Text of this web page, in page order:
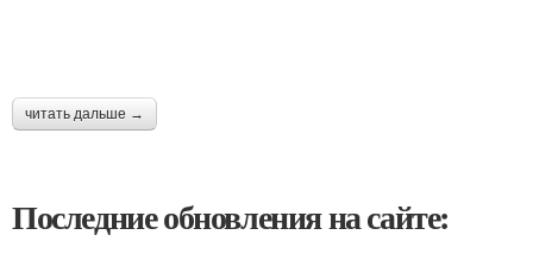
читать дальше →
Последние обновления на сайте: